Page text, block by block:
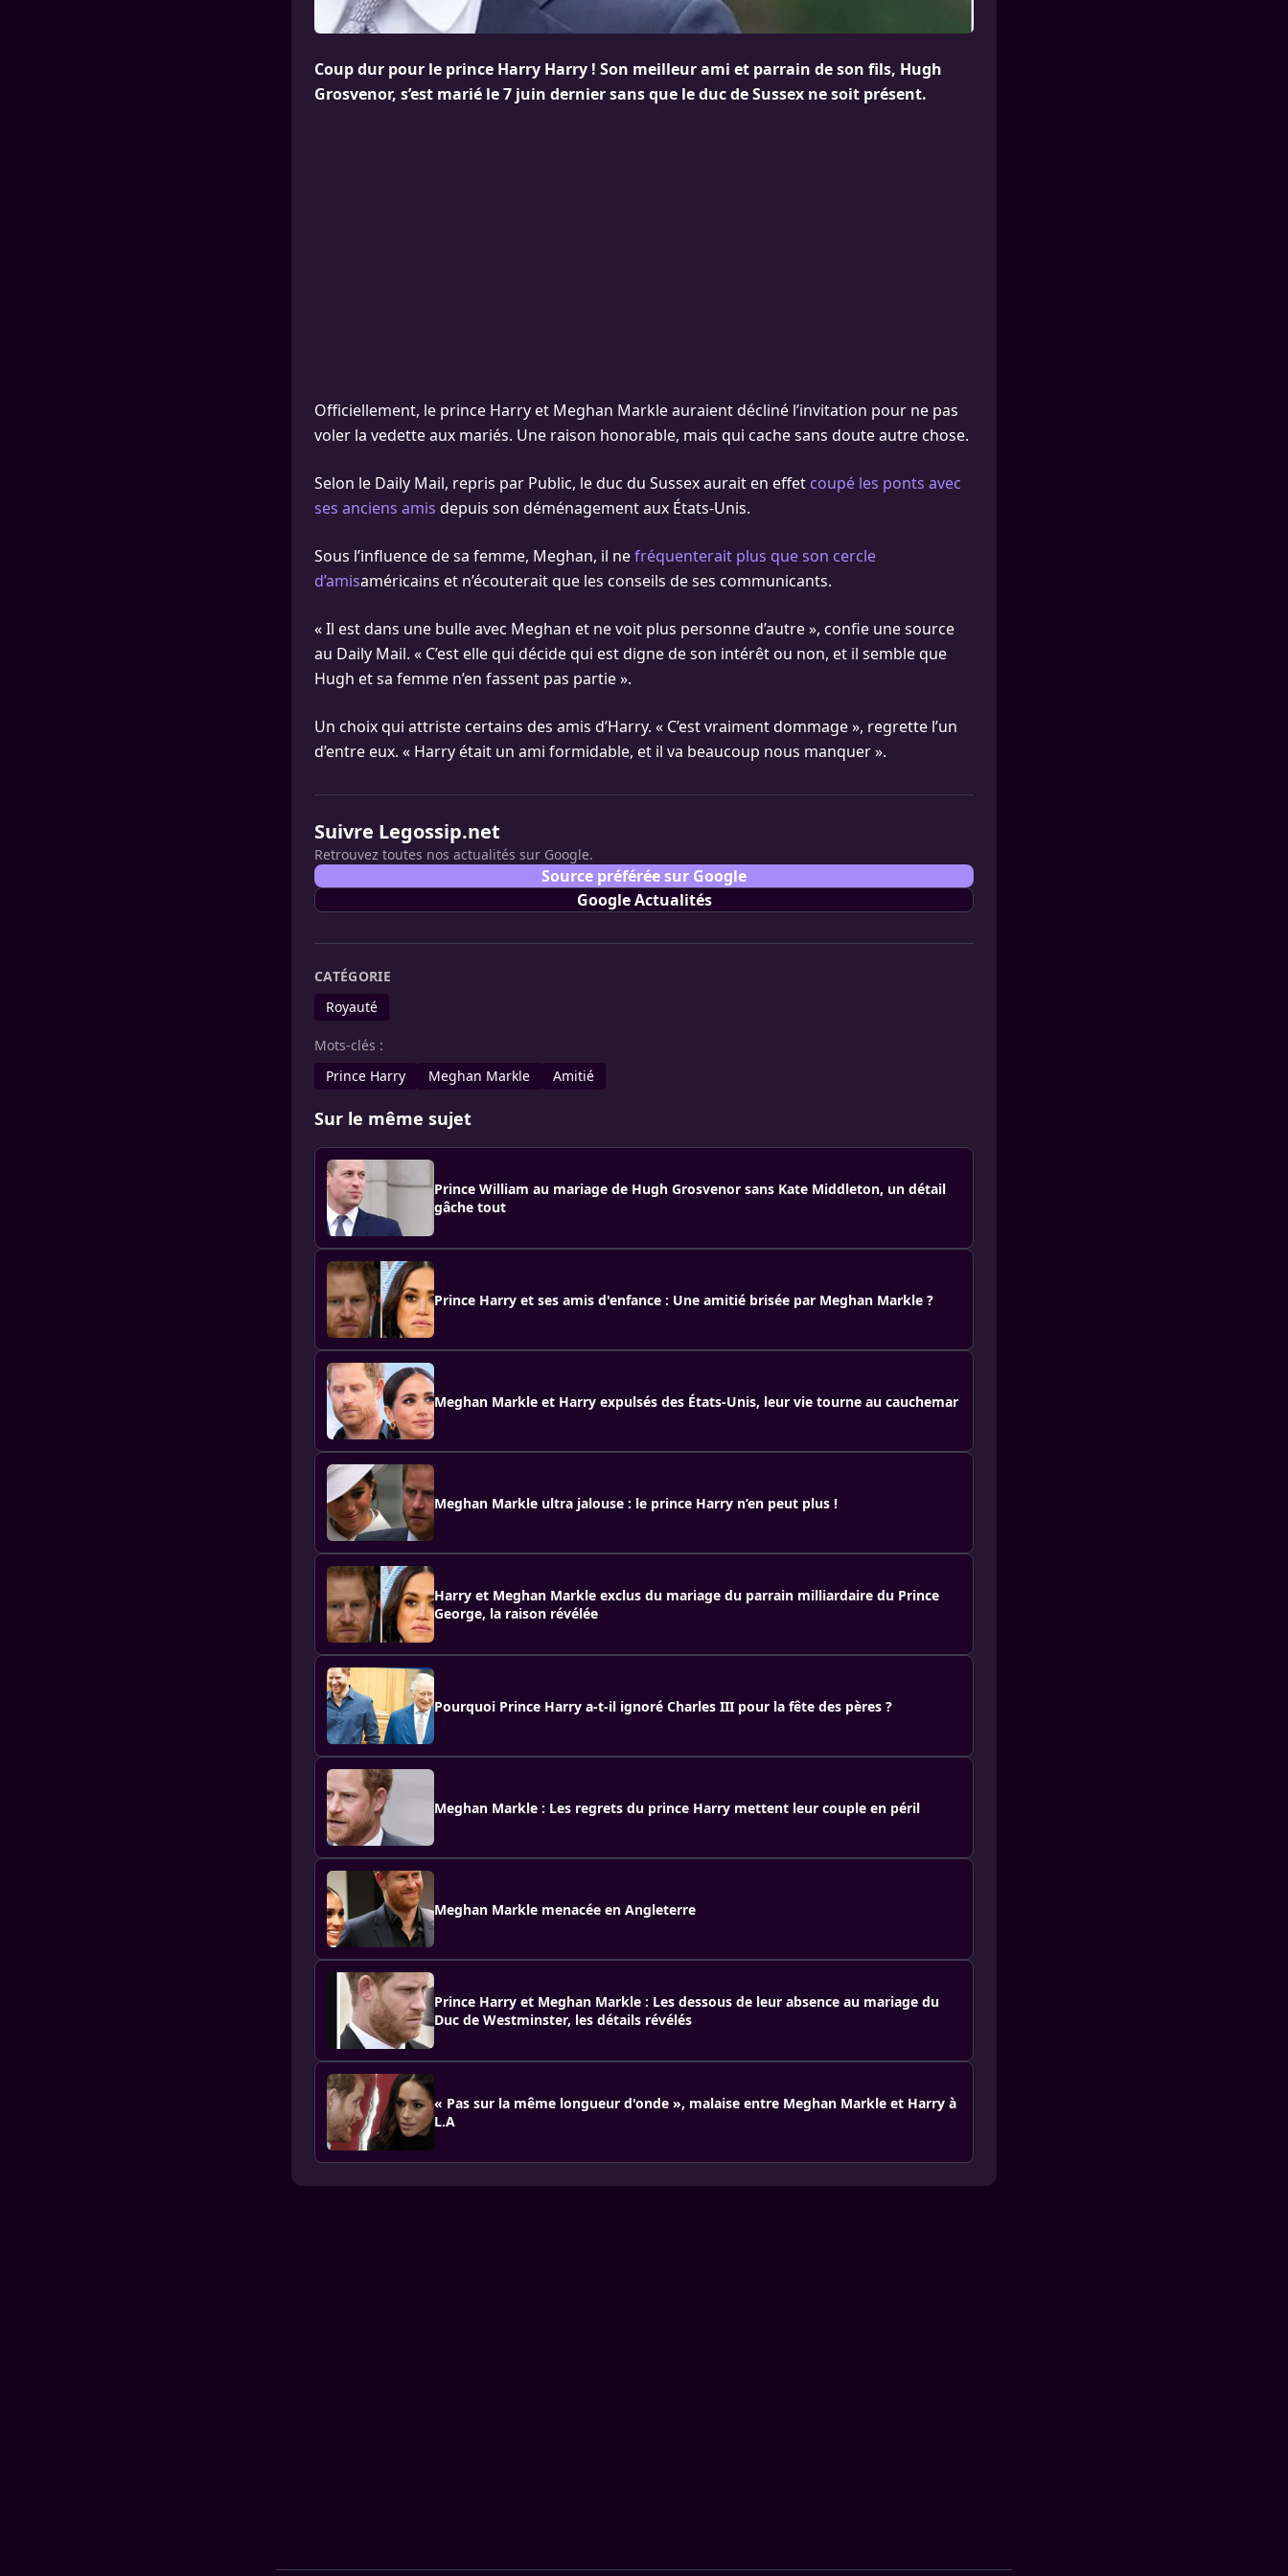
Coup dur pour le prince Harry Harry ! Son meilleur ami et parrain de son fils, Hugh
Grosvenor, s’est marié le 7 juin dernier sans que le duc de Sussex ne soit présent.
Officiellement, le prince Harry et Meghan Markle auraient décliné l’invitation pour ne pas
voler la vedette aux mariés. Une raison honorable, mais qui cache sans doute autre chose.
Selon le Daily Mail, repris par Public, le duc du Sussex aurait en effet coupé les ponts avec
ses anciens amis depuis son déménagement aux États-Unis.
Sous l’influence de sa femme, Meghan, il nefréquenterait plus que son cercle
d’amisaméricains et n’écouterait que les conseils de ses communicants.
« Il est dans une bulle avec Meghan et ne voit plus personne d’autre », confie une source
au Daily Mail. « C’est elle qui décide qui est digne de son intérêt ou non, et il semble que
Hugh et sa femme n’en fassent pas partie ».
Un choix qui attriste certains des amis d’Harry. « C’est vraiment dommage », regrette l’un
d’entre eux. « Harry était un ami formidable, et il va beaucoup nous manquer ».
Suivre Legossip.net
Retrouvez toutes nos actualités sur Google.
Source préférée sur Google
Google Actualités
CATÉGORIE
Royauté
Mots-clés :
Prince Harry
Meghan Markle Amitié
Sur le même sujet
Prince William au mariage de Hugh Grosvenor sans Kate Middleton, un détail
gâche tout
Prince Harry et ses amis d'enfance : Une amitié brisée par Meghan Markle ?
Meghan Markle et Harry expulsés des États-Unis, leur vie tourne au cauchemar
Meghan Markle ultra jalouse : le prince Harry n’en peut plus !
Harry et Meghan Markle exclus du mariage du parrain milliardaire du Prince
George, la raison révélée
Pourquoi Prince Harry a-t-il ignoré Charles III pour la fête des pères ?
Meghan Markle : Les regrets du prince Harry mettent leur couple en péril
Meghan Markle menacée en Angleterre
Prince Harry et Meghan Markle : Les dessous de leur absence au mariage du
Duc de Westminster, les détails révélés
« Pas sur la même longueur d'onde », malaise entre Meghan Markle et Harry à
L.A